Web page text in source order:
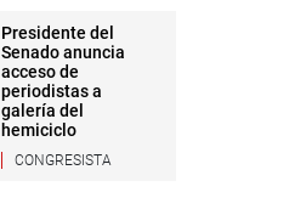
Presidente del
Senado anuncia
acceso de
periodistas a
galería del
hemiciclo
CONGRESISTA